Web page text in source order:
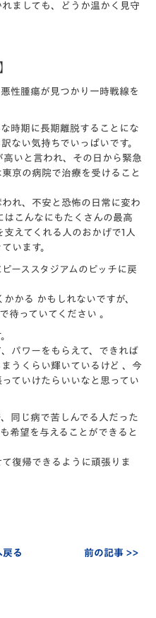
ましても、どうか温かく見守
性腫瘍が見つかり一時戦線を
時期に長期離脱することにな
ない気持ちでいっぱいです。
いと言われ、その日から緊急
京の病院で治療を受けること
れ、不安と恐怖の日常に変わ
はこんなにもたくさんの最高
えてくれる人のおかげで1人
います。
ーススタジアムのピッチに戻
かる かもしれないですが、
待っていてください 。
パワーをもらえて、できれば
うくらい輝いているけど 、今
ていけたらいいなと思ってい
同じ病で苦しんでる人だった
希望を与えることができると
復帰できるように頑張りま
戻る 前の記事 >>